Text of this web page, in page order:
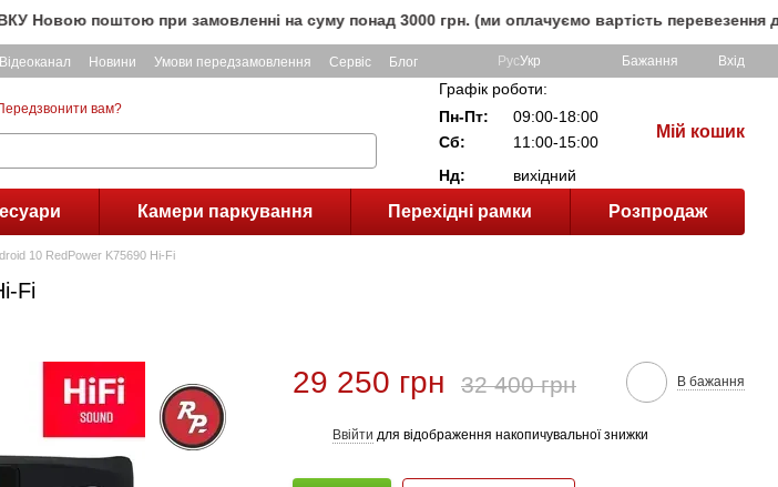
при замовленні на суму понад 3000 грн. (ми оплачуємо вартість перевезення до
Відеоканал Новини Умови передзамовлення Сервіс Блог РусУкр Бажання Вхід
вам?
Графік роботи:
Пн-Пт:
09:00-18:00
Сб:
11:00-15:00
Нд:
вихідний
Мій кошик
Камери паркування Перехідні рамки Розпродаж
10 RedPower K75690 Hi-Fi
Fi
29 250 грн 32 400 грн В бажання
Ввійти для відображення накопичувальної знижки